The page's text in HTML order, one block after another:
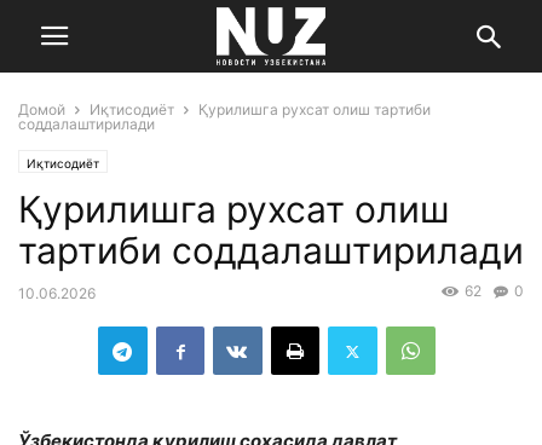
Домой Иқтисодиёт
Қурилишга рухсат олиш тартиби
соддалаштирилади
Иқтисодиёт
Қурилишга рухсат олиш
тартиби соддалаштирилади
10.06.2026 0
62